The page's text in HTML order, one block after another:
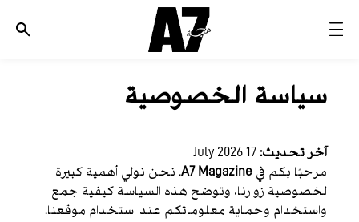
موضة وجمال
ديسكوفري
مجوهرات وساعات
مستقبل
سياسة الخصوصية
آخر تحديث: 17 July 2026
مرحبًا بكم فيA7 Magazine. نحن نولي أهمية كبيرة
لخصوصية زوارنا، وتوضح هذه السياسة كيفية جمع
واستخدام وحماية معلوماتكم عند استخدام موقعنا.